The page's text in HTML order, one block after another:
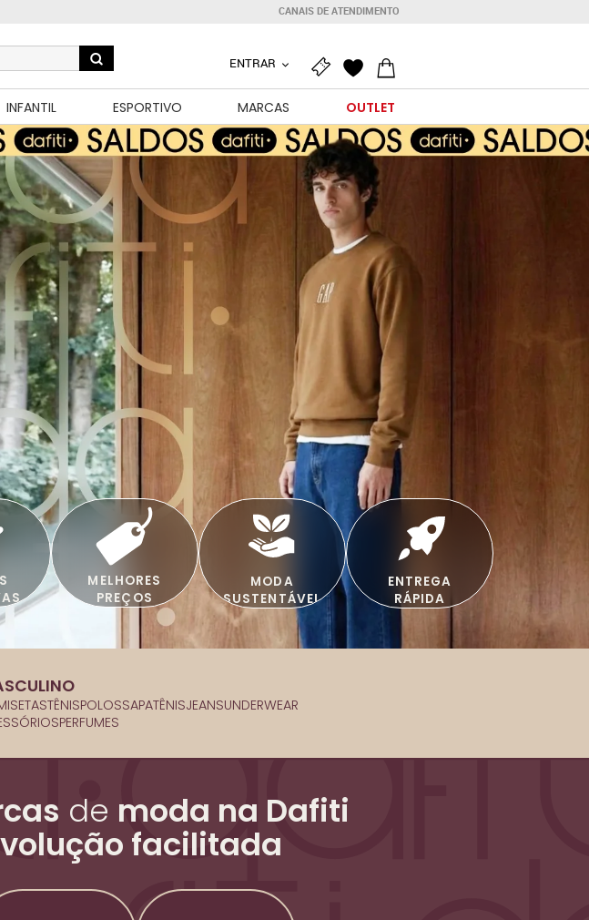
CANAIS DE ATENDIMENTO
ENTRAR
INFANTIL ESPORTIVO MARCAS OUTLET
MELHORES
PREÇOS
MODA
SUSTENTÁVEL
ENTREGA
RÁPIDA
TÊNISPOLOSSAPATÊNISJEANSUNDERWEAR
PERFUMES
de moda na Dafiti
facilitada